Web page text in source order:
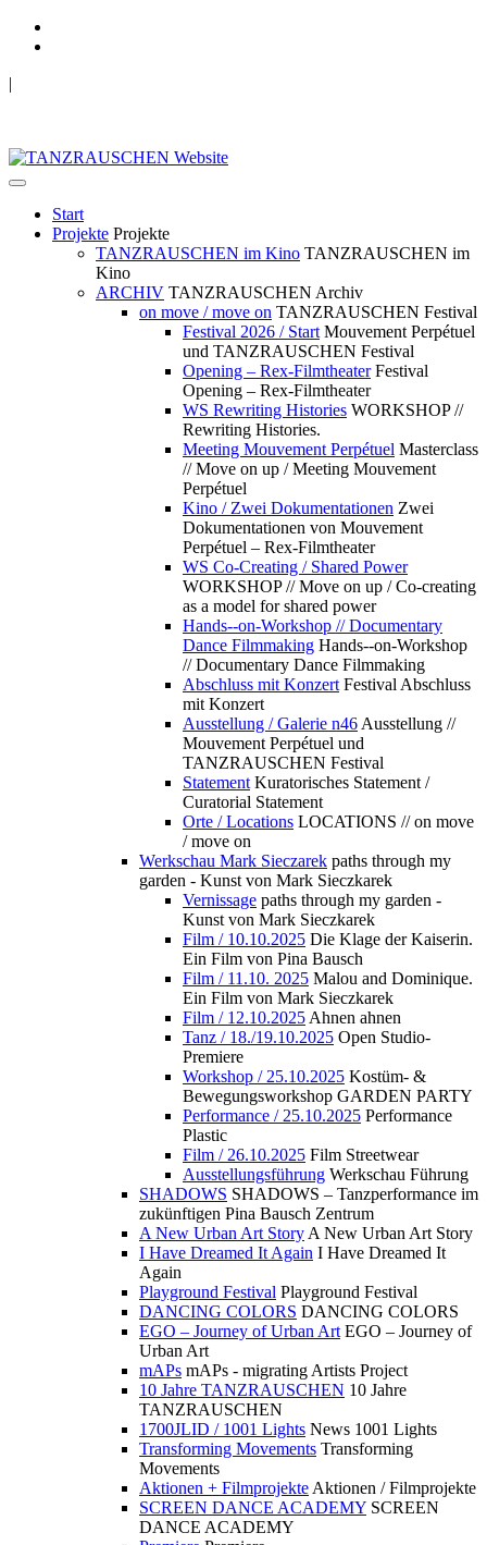
|
Start
Projekte Projekte
TANZRAUSCHEN im Kino TANZRAUSCHEN im
Kino
ARCHIV TANZRAUSCHEN Archiv
on move / move on TANZRAUSCHEN Festival
Festival 2026 / Start Mouvement Perpétuel
und TANZRAUSCHEN Festival
Opening – Rex-Filmtheater Festival
Opening – Rex-Filmtheater
WS Rewriting Histories WORKSHOP //
Rewriting Histories.
Meeting Mouvement Perpétuel Masterclass
// Move on up / Meeting Mouvement
Perpétuel
Kino / Zwei Dokumentationen Zwei
Dokumentationen von Mouvement
Perpétuel – Rex-Filmtheater
WS Co-Creating / Shared Power
WORKSHOP // Move on up / Co-creating
as a model for shared power
Hands--on-Workshop // Documentary
Dance Filmmaking Hands--on-Workshop
// Documentary Dance Filmmaking
Abschluss mit Konzert Festival Abschluss
mit Konzert
Ausstellung / Galerie n46 Ausstellung //
Mouvement Perpétuel und
TANZRAUSCHEN Festival
Statement Kuratorisches Statement /
Curatorial Statement
Orte / Locations LOCATIONS // on move
/ move on
Werkschau Mark Sieczarek paths through my
garden - Kunst von Mark Sieczkarek
Vernissage paths through my garden -
Kunst von Mark Sieczkarek
Film / 10.10.2025 Die Klage der Kaiserin.
Ein Film von Pina Bausch
Film / 11.10. 2025 Malou and Dominique.
Ein Film von Mark Sieczkarek
Film / 12.10.2025 Ahnen ahnen
Tanz / 18./19.10.2025 Open Studio-
Premiere
Workshop / 25.10.2025 Kostüm- &
Bewegungsworkshop GARDEN PARTY
Performance / 25.10.2025 Performance
Plastic
Film / 26.10.2025 Film Streetwear
Ausstellungsführung Werkschau Führung
SHADOWS SHADOWS – Tanzperformance im
zukünftigen Pina Bausch Zentrum
A New Urban Art Story A New Urban Art Story
I Have Dreamed It Again I Have Dreamed It
Again
Playground Festival Playground Festival
DANCING COLORS DANCING COLORS
EGO – Journey of Urban Art EGO – Journey of
Urban Art
mAPs mAPs - migrating Artists Project
10 Jahre TANZRAUSCHEN 10 Jahre
TANZRAUSCHEN
1700JLID / 1001 Lights News 1001 Lights
Transforming Movements Transforming
Movements
Aktionen + Filmprojekte Aktionen / Filmprojekte
SCREEN DANCE ACADEMY SCREEN
DANCE ACADEMY